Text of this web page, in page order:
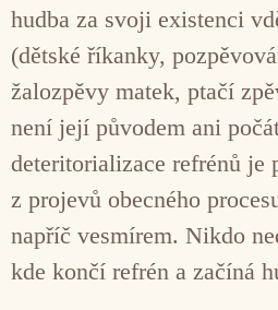
hudba za svoji existenci
(dětské říkanky,
žalozpěvy matek, ptačí
není její původem ani
deteritorializace refrénů je
z projevů obecného
napříč vesmírem. Nikdo
kde končí refrén a začíná